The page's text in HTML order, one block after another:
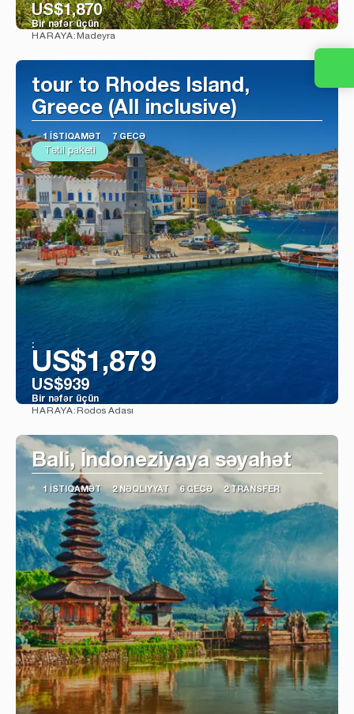
US$1,870
Bir nəfər üçün
HARAYA: Madeyra
tour to Rhodes Island,
Greece (All inclusive)
1 İSTIQAMƏT 7 GECƏ
Tətil paketi
:
US$1,879
US$939
Bir nəfər üçün
HARAYA: Rodos Adası
Bali, İndoneziyaya səyahət
1 İSTIQAMƏT 2 NƏQLIYYAT 6 GECƏ 2 TRANSFER